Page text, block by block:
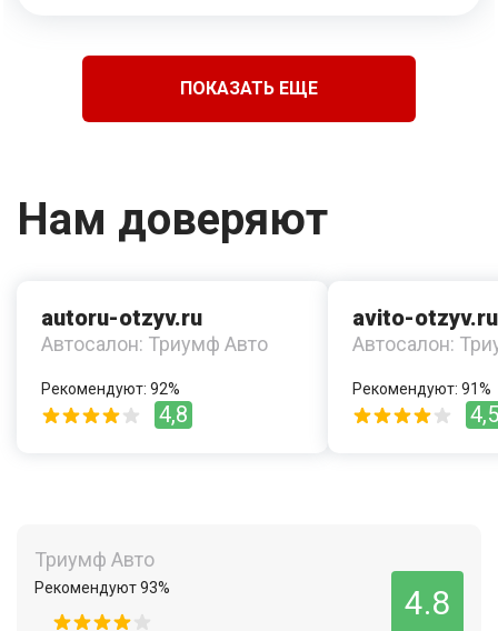
ПОКАЗАТЬ ЕЩЕ
Нам доверяют
autoru-otzyv.ru
Автосалон: Триумф Авто
Рекомендуют: 92%
4,8
avito-otzyv.ru
Автосалон:
Рекомендуют: 91%
4,5
Триумф Авто
Рекомендуют 93% 4.8